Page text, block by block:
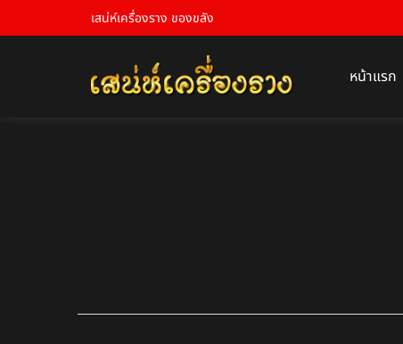
เสน่ห์เครื่องราง ของขลัง
หน้าแรก